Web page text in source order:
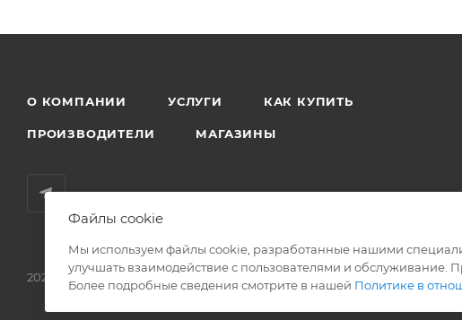
О КОМПАНИИ УСЛУГИ КАК КУПИТЬ
ПРОИЗВОДИТЕЛИ МАГАЗИНЫ
2026 © Родные стены - товары для строительства и ремонта!
Файлы cookie
Мы используем файлы cookie, разработанные нашими
улучшать взаимодействие с пользователями и обслуживание.
Более подробные сведения смотрите в нашей Политике в